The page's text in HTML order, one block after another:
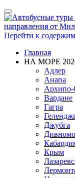
Показать/
Скрыть
навигацию
Перейти к
Главная
НА МОРЕ
Адлер
Анапа
Архипо-
Вардане
Гагра
Джубга
Крым